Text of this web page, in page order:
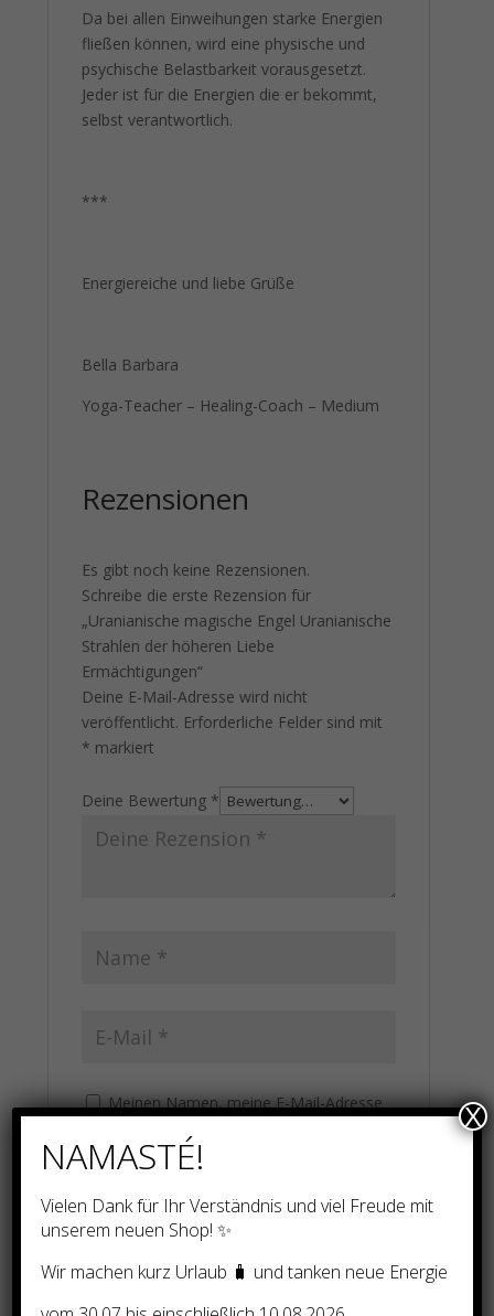
Da bei allen Einweihungen starke Energien
fließen können, wird eine physische und
psychische Belastbarkeit vorausgesetzt.
Jeder ist für die Energien die er bekommt,
selbst verantwortlich.
***
Energiereiche und liebe Grüße
Bella Barbara
Yoga-Teacher – Healing-Coach – Medium
Rezensionen
Es gibt noch keine Rezensionen.
Schreibe die erste Rezension für
„Uranianische magische Engel Uranianische
Strahlen der höheren Liebe
Ermächtigungen“
Deine E-Mail-Adresse wird nicht
veröffentlicht. Erforderliche Felder sind mit
* markiert
Deine Bewertung *
Meinen Namen, meine E-Mail-Adresse
die nächste Kommentierung speichern.
NAMASTÉ!
Vielen Dank für Ihr Verständnis und viel Freude mit
unserem neuen Shop! ✨
Wir machen kurz Urlaub 🧳 und tanken neue Energie
X